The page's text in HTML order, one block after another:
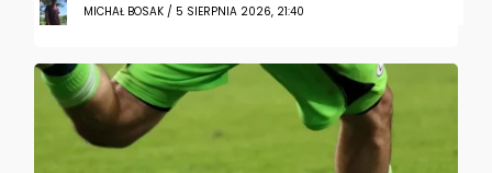
MICHAŁ BOSAK / 5 SIERPNIA 2026, 21:40